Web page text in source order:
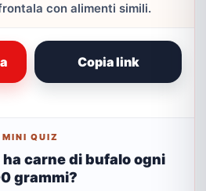
con alimenti simili.
Copia link
MINI QUIZ
carne di bufalo ogni
grammi?